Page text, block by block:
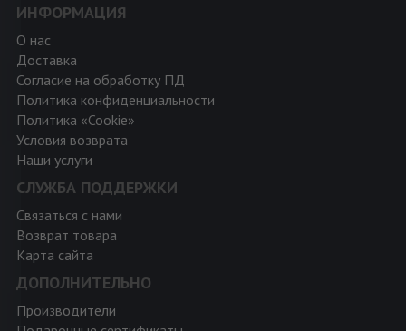
ИНФОРМАЦИЯ
О нас
Доставка
Согласие на обработку ПД
Политика конфиденциальности
Политика «Cookie»
Условия возврата
Наши услуги
СЛУЖБА ПОДДЕРЖКИ
Связаться с нами
Возврат товара
Карта сайта
ДОПОЛНИТЕЛЬНО
Производители